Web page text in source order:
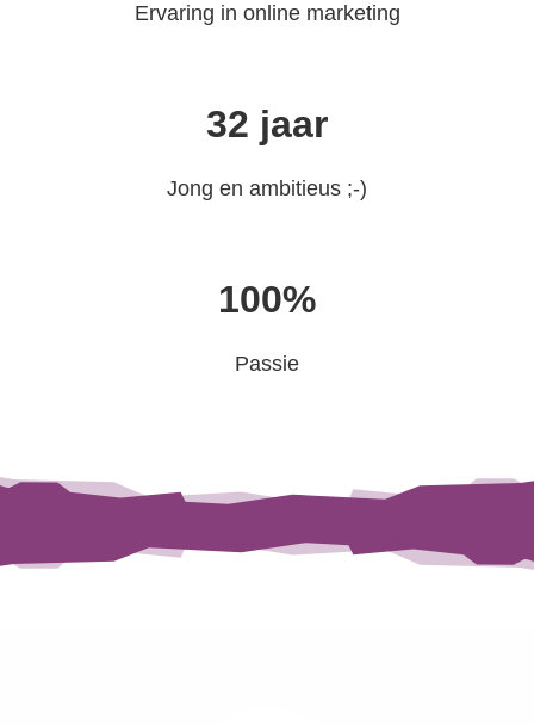
Ervaring in online marketing
32 jaar
Jong en ambitieus ;-)
100%
Passie